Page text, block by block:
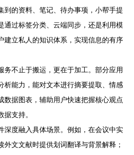
到的资料、笔记、待办事项，小帮手提
通过标签分类、云端同步，还是利用模
建立私人的知识体系，实现信息的有序
务不止于搬运，更在于加工。部分应用
析能力，能对文本进行摘要提取、情感
数据图表，辅助用户快速把握核心观点
支持。
深度融入具体场景。例如，在会议中实
外文文献时提供划词翻译与背景解释；